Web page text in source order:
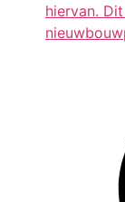
hiervan.